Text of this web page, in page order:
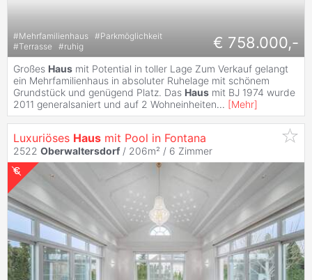
#Mehrfamilienhaus #Parkmöglichkeit
#Terrasse #ruhig € 758.000,-
Großes Haus mit Potential in toller Lage Zum Verkauf gelangt
ein Mehrfamilienhaus in absoluter Ruhelage mit schönem
Grundstück und genügend Platz. Das Haus mit BJ 1974 wurde
2011 generalsaniert und auf 2 Wohneinheiten... [Mehr]
Luxuriöses Haus mit Pool in Fontana
2522 Oberwaltersdorf / 206m² / 6 Zimmer